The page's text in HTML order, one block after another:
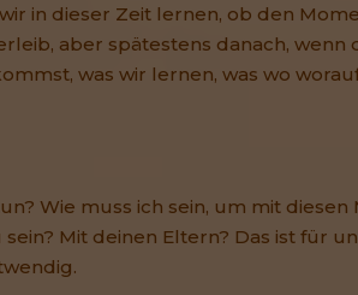
wir in dieser Zeit lernen, ob den
aber spätestens danach, wenn
was wir lernen, was wo
Wie muss ich sein, um mit diesen
Mit deinen Eltern? Das ist für